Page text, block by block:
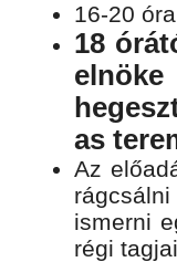
16-20
18
as
Az
ismerni
régi